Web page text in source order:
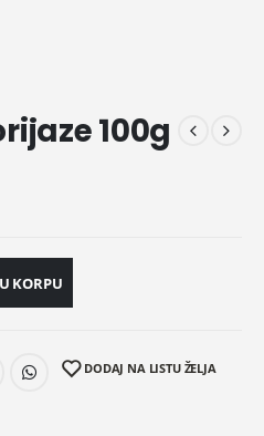
100g
KORPU
DODAJ NA LISTU ŽELJA